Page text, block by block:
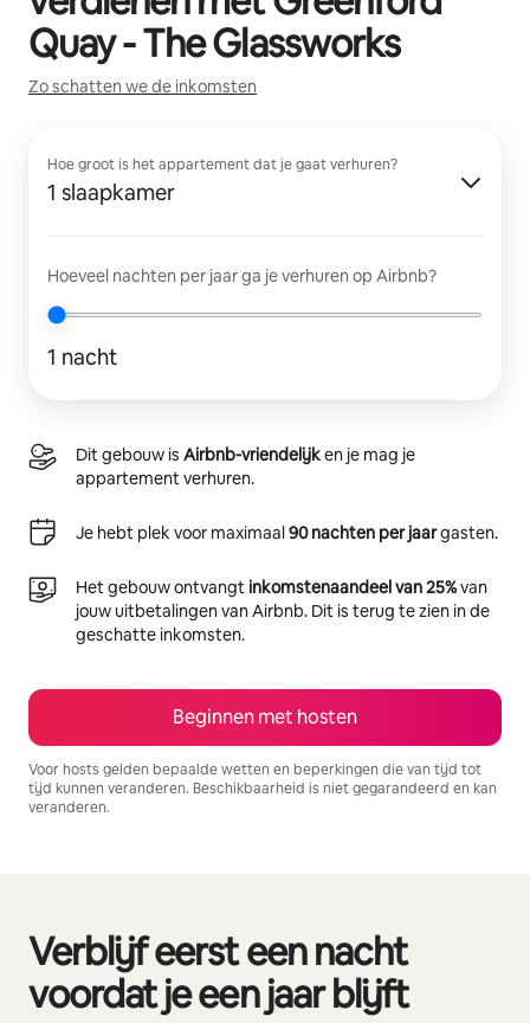
Quay - The Glassworks
Zo schatten we de inkomsten
Hoe groot is het appartement dat je gaat verhuren?
1 slaapkamer
Hoeveel nachten per jaar ga je verhuren op Airbnb?
1 nacht
Dit gebouw is Airbnb-vriendelijken je mag je
appartement verhuren.
Je hebt plek voor maximaal90 nachten per jaargasten.
Het gebouw ontvangtinkomstenaandeel van 25%van
jouw uitbetalingen van Airbnb. Dit is terug te zien in de
geschatte inkomsten.
Beginnen met hosten
Voor hosts gelden bepaalde wetten en beperkingen die van tijd tot
tijd kunnen veranderen. Beschikbaarheid is niet gegarandeerd en kan
veranderen.
Verblijf eerst een nacht
voordat je een jaar blijft
0 van 0 items weergegeven